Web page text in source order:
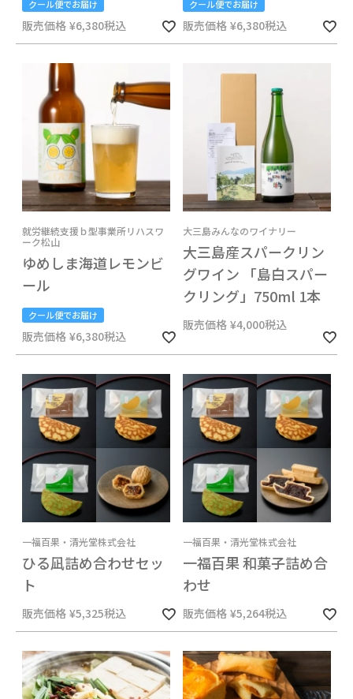
クール便でお届け
販売価格 ¥6,380税込
クール便でお届け
販売価格 ¥6,380税込
就労継続支援ｂ型事業所リハスワ
ーク松山
ゆめしま海道レモンビ
ール
クール便でお届け
販売価格 ¥6,380税込
大三島みんなのワイナリー
大三島産スパークリン
グワイン 「島白スパー
クリング」750ml 1本
販売価格 ¥4,000税込
一福百果・清光堂株式会社
ひる凪詰め合わせセッ
ト
販売価格 ¥5,325税込
一福百果・清光堂株式会社
一福百果 和菓子詰め合
わせ
販売価格 ¥5,264税込